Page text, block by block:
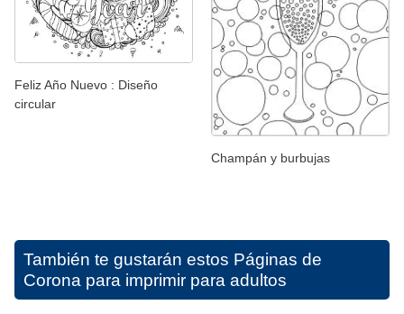
Feliz Año Nuevo : Diseño
circular
Champán y burbujas
También te gustarán estos Páginas de
Corona para imprimir para adultos